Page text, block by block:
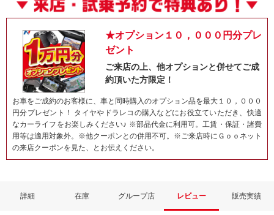
★オプション１０，０００円分プレ
ゼント
ご来店の上、他オプションと併せてご成
約頂いた方限定！
お車をご成約のお客様に、車と同時購入のオプション品を最大１０，０００
円分プレゼント！ タイヤやドラレコの購入などにお役立ていただき、快適
なカーライフをお楽しみください♪ ※部品代金に利用可。工賃・保証・諸費
用等は適用対象外。※他クーポンとの併用不可。※ご来店時にＧｏｏネット
の来店クーポンを見た、とお伝えください。
詳細 在庫 グループ店 レビュー 販売実績